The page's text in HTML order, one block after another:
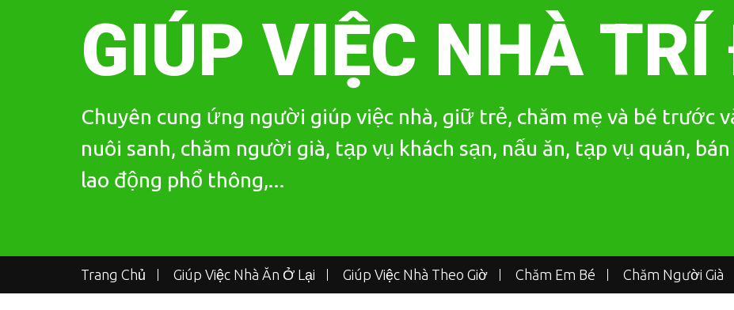
GIÚP VIỆC NHÀ
Chuyên cung ứng người giúp việc nhà, giữ trẻ, chăm mẹ và bé trước
nuôi sanh, chăm người già, tạp vụ khách sạn, nấu ăn, tạp vụ quán,
lao động phổ thông,...
Trang Chủ Giúp Việc Nhà Ăn Ở Lại Giúp Việc Nhà Theo Giờ Chăm Em Bé Chăm Người Già